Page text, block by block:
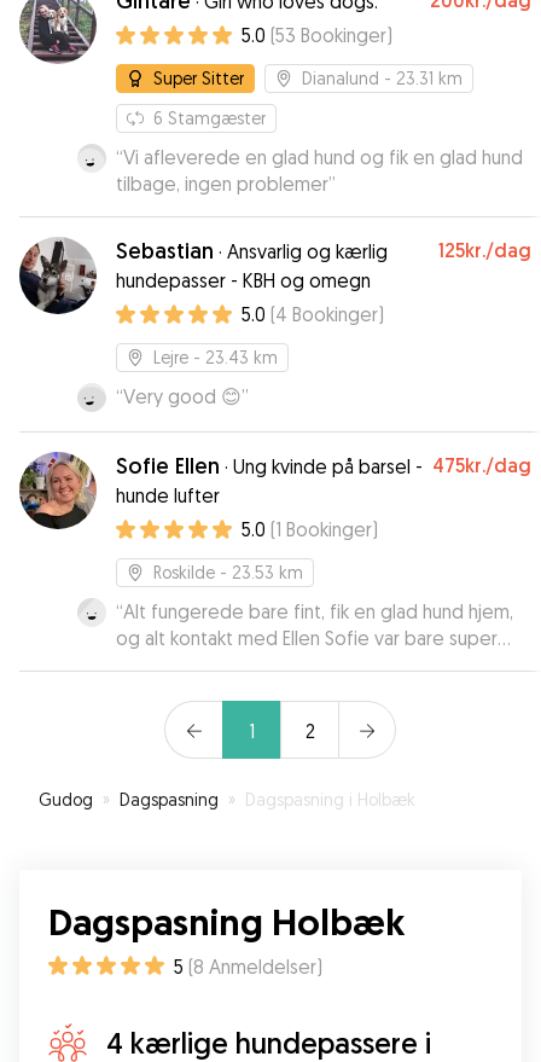
5.0 (53 Bookinger)
Super Sitter Dianalund - 23.31 km
6 Stamgæster
“Vi afleverede en glad hund og fik en glad hund
tilbage, ingen problemer”
Sebastian · Ansvarlig og kærlig
hundepasser - KBH og omegn
125kr./dag
5.0 (4 Bookinger)
Lejre - 23.43 km
“Very good 😊”
Sofie Ellen · Ung kvinde på barsel -
hunde lufter
475kr./dag
5.0 (1 Bookinger)
Roskilde - 23.53 km
“Alt fungerede bare fint, fik en glad hund hjem,
og alt kontakt med Ellen Sofie var bare super
god… virker bestemt til at min hund har hygget
lavede ang medicin osv blev overholdt, så kan
klart anbefale hende🌺 en
1 2
Gudog » Dagspasning » Dagspasning i Holbæk
Dagspasning Holbæk
5 (8 Anmeldelser)
4 kærlige hundepassere i